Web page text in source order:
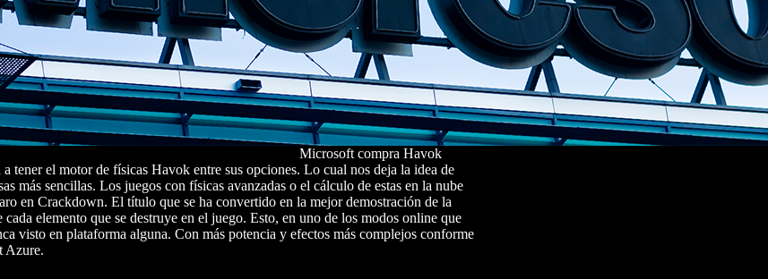
Microsoft compra Havok
el motor de físicas Havok entre sus opciones. Lo cual nos deja la idea de
más sencillas. Los juegos con físicas avanzadas o el cálculo de estas en la nube
en Crackdown. El título que se ha convertido en la mejor demostración de la
elemento que se destruye en el juego. Esto, en uno de los modos online que
visto en plataforma alguna. Con más potencia y efectos más complejos conforme
Azure.